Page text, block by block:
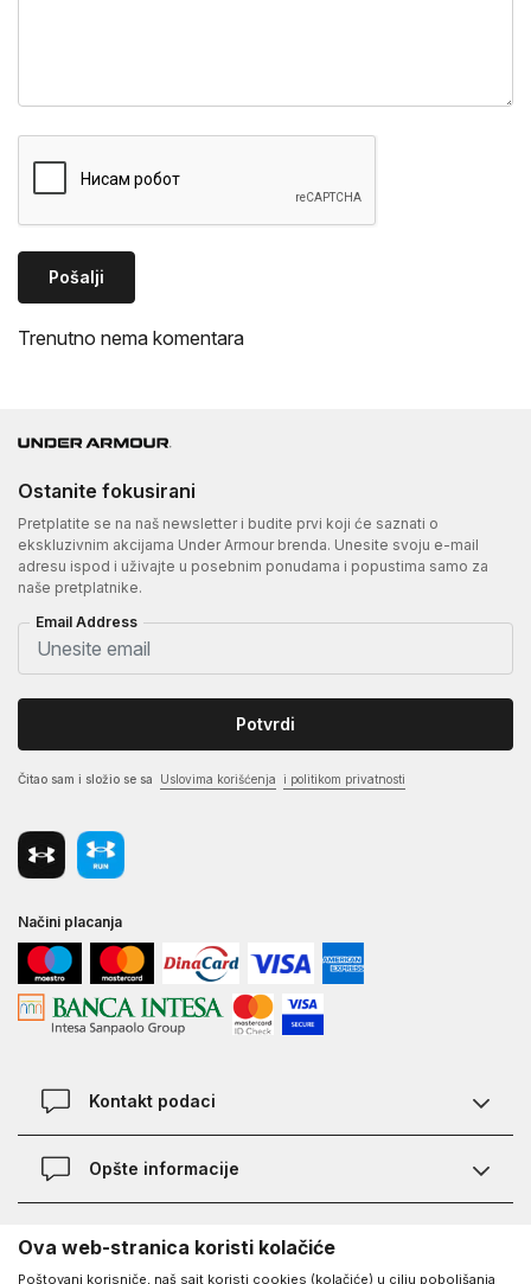
Pošalji
Trenutno nema komentara
Ostanite fokusirani
Pretplatite se na naš newsletter i budite prvi koji će saznati o
ekskluzivnim akcijama Under Armour brenda. Unesite svoju e-mail
adresu ispod i uživajte u posebnim ponudama i popustima samo za
naše pretplatnike.
Email Address
Potvrdi
Čitao sam i složio se sa Uslovima korišćenja i politikom privatnosti
Načini placanja
Kontakt podaci
Chat
Opšte informacije
Najčešća pitanja
O Under Armour-u
Ova web-stranica koristi kolačiće
Poštovani korisniče, naš sajt koristi cookies (kolačiće) u cilju poboljšanja